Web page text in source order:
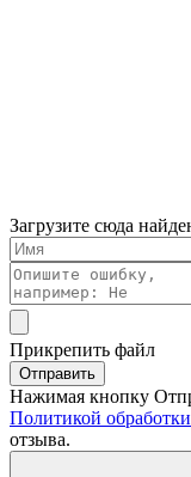
Загрузите сюда
Прикрепить файл
Отправить
Нажимая кнопку
Политикой
отзыва.